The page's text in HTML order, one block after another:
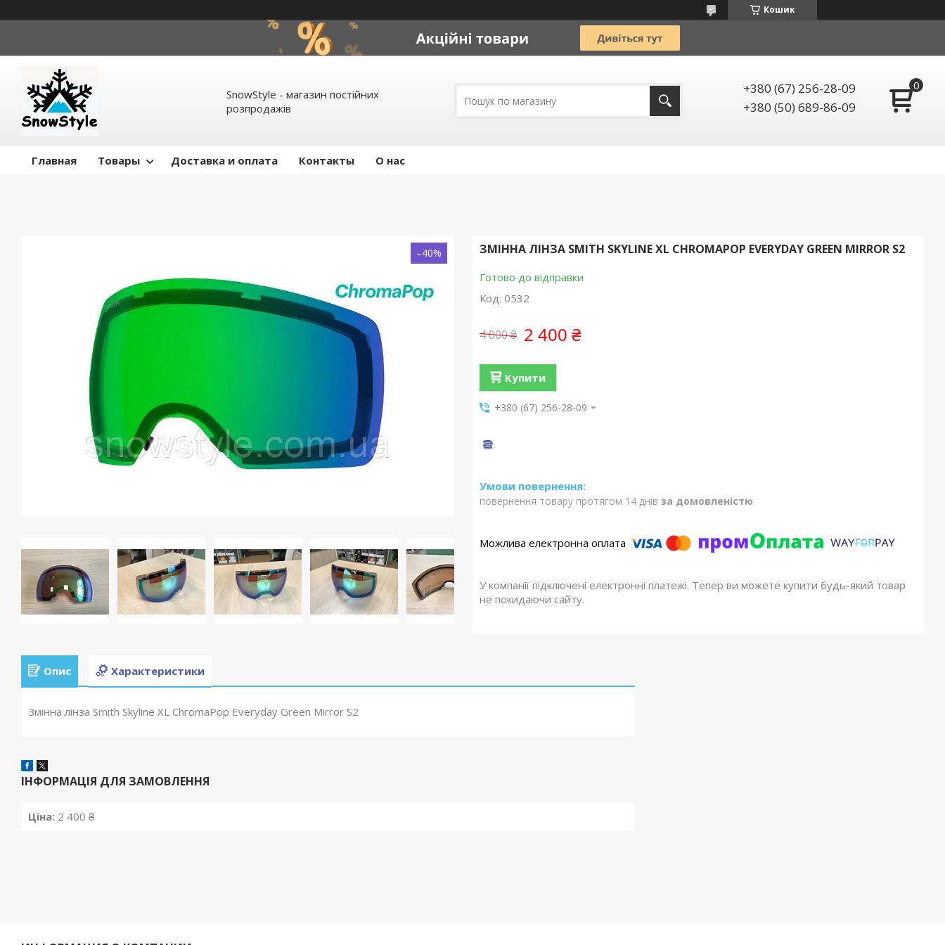
Кошик
SnowStyle - магазин постійних
розпродажів
+380 (67) 256-28-09
+380 (50) 689-86-09
Главная Товары Доставка и оплата Контакты О нас
–40% ЗМІННА ЛІНЗА SMITH SKYLINE XL CHROMAPOP EVERYDAY GREEN MIRROR S2
Готово до відправки
Код: 0532
4 000 ₴ 2 400 ₴
Купити
+380 (67) 256-28-09
повернення товару протягом 14 днів за домовленістю
У компанії підключені електронні платежі. Тепер ви можете купити будь-який товар
не покидаючи сайту.
Опис Характеристики
Змінна лінза Smith Skyline XL ChromaPop Everyday Green Mirror S2
ІНФОРМАЦІЯ ДЛЯ ЗАМОВЛЕННЯ
Ціна: 2 400 ₴